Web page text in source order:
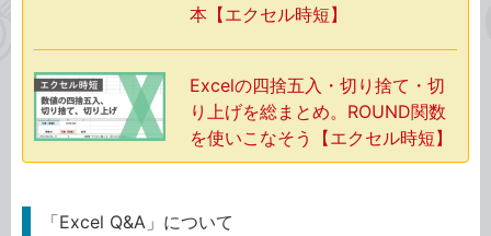
本【エクセル時短】
Excelの四捨五入・切り捨て・切
り上げを総まとめ。ROUND関数
を使いこなそう【エクセル時短】
「Excel Q&A」について